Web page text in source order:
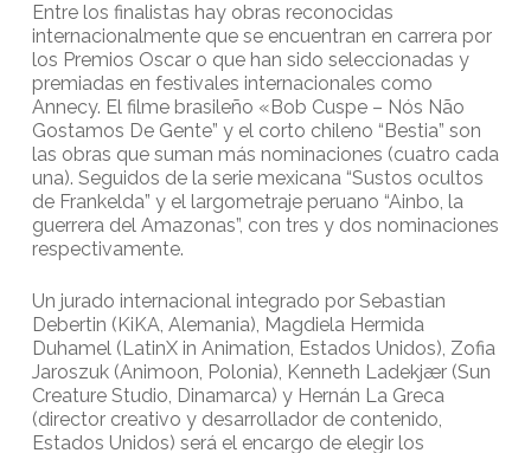
Entre los finalistas hay obras reconocidas
internacionalmente que se encuentran en carrera por
los Premios Oscar o que han sido seleccionadas y
premiadas en festivales internacionales como
Annecy. El filme brasileño «Bob Cuspe – Nós Não
Gostamos De Gente” y el corto chileno “Bestia” son
las obras que suman más nominaciones (cuatro cada
una). Seguidos de la serie mexicana “Sustos ocultos
de Frankelda” y el largometraje peruano “Ainbo, la
guerrera del Amazonas”, con tres y dos nominaciones
respectivamente.
Un jurado internacional integrado por Sebastian
Debertin (KiKA, Alemania), Magdiela Hermida
Duhamel (LatinX in Animation, Estados Unidos), Zofia
Jaroszuk (Animoon, Polonia), Kenneth Ladekjær (Sun
Creature Studio, Dinamarca) y Hernán La Greca
(director creativo y desarrollador de contenido,
Estados Unidos) será el encargo de elegir los